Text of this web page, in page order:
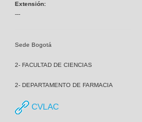
Extensión:
---
Sede Bogotá
2- FACULTAD DE CIENCIAS
2- DEPARTAMENTO DE FARMACIA
CVLAC